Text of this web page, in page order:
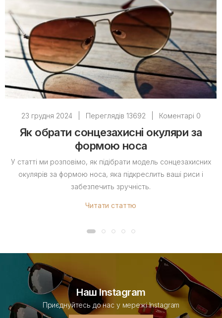
23 грудня 2024 Переглядів 13692 Коментарі 0
Як обрати сонцезахисні окуляри за
формою носа
У статті ми розповімо, як підібрати модель сонцезахисних
окулярів за формою носа, яка підкреслить ваші риси і
забезпечить зручність.
Читати статтю
Наш Instagram
Приєднуйтесь до нас у мережі Instagram